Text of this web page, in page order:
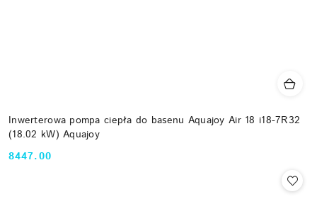
Inwerterowa pompa ciepła do basenu Aquajoy Air 18 i18-7R32
(18.02 kW) Aquajoy
Cena:
8447.00